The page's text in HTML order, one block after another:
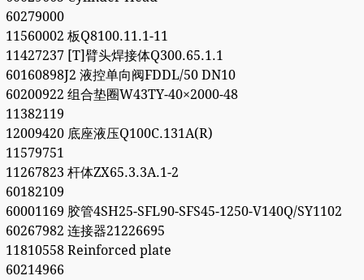
60279000
11560002 板Q8100.11.1-11
11427237 [T]臂头焊接体Q300.65.1.1
60160898J2 液控单向阀FDDL/50 DN10
60200922 组合垫圈W43TY-40×2000-48
11382119
12009420 底座液压Q100C.131A(R)
11579751
11267823 杆体ZX65.3.3A.1-2
60182109
60001169 胶管4SH25-SFL90-SFS45-1250-V140Q/SY1102
60267982 连接器21226695
11810558 Reinforced plate
60214966